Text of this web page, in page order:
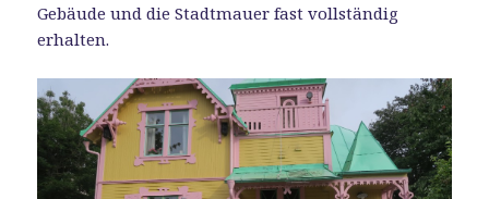
Gebäude und die Stadtmauer fast vollständig
erhalten.